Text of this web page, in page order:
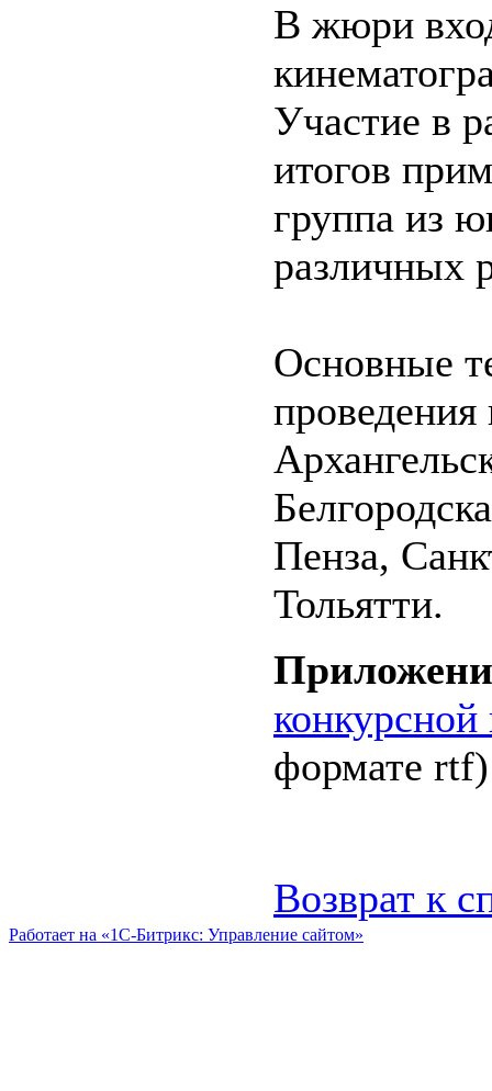
В жюри
Участие в
итогов
группа из
различных
Основные
проведения
Пенза,
Тольятти.
формате rtf)
Возврат к
Работает на «1С-Битрикс: Управление сайтом»